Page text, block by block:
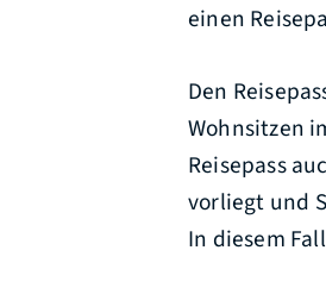
einen
Den
Wohnsitzen
Reisepass
vorliegt und
In diesem